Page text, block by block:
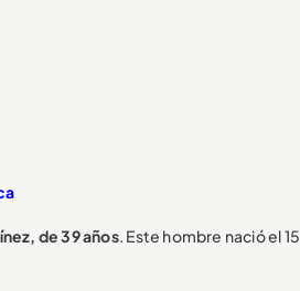
de 39 años. Este hombre nació el 15